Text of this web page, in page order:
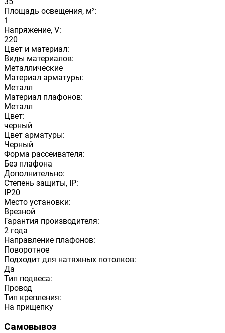
Площадь освещения, м²:
1
Напряжение, V:
220
Цвет и материал:
Виды материалов:
Металлические
Материал арматуры:
Металл
Материал плафонов:
Металл
Цвет:
черный
Цвет арматуры:
Черный
Форма рассеивателя:
Без плафона
Дополнительно:
Степень защиты, IP:
IP20
Место установки:
Врезной
Гарантия производителя:
2 года
Направление плафонов:
Поворотное
Подходит для натяжных потолков:
Да
Тип подвеса:
Провод
Тип крепления:
На прищепку
Самовывоз